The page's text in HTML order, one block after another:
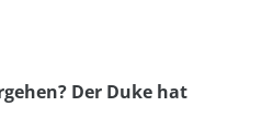
Der Duke hat